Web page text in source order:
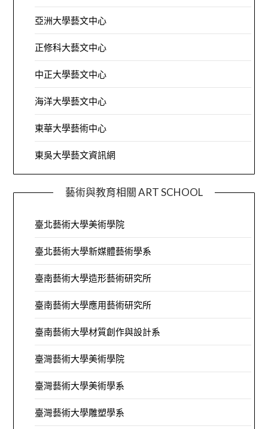
亞洲大學藝文中心
正修科大藝文中心
中正大學藝文中心
海洋大學藝文中心
東華大學藝術中心
東吳大學藝文資訊網
藝術與教育相關 ART SCHOOL
臺北藝術大學美術學院
臺北藝術大學新媒體藝術學系
臺南藝術大學造形藝術研究所
臺南藝術大學應用藝術研究所
臺南藝術大學材質創作與設計系
臺灣藝術大學美術學院
臺灣藝術大學美術學系
臺灣藝術大學雕塑學系